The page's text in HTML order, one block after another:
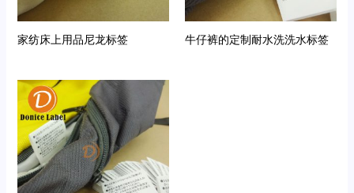
家纺床上用品尼龙标签 牛仔裤的定制耐水洗洗水标签